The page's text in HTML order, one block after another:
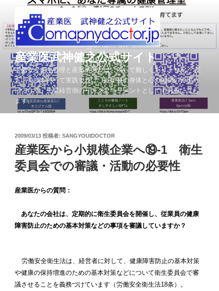
テ
ン
プ
産業医武神健之公式サイト
労働安全衛生管理と産業医活動は、決して難しくありません。 正
しい知識を持って実践すれば、従業員の身体と心の健康の実現だ
けでなく、企業経営側のリスクマネジメントとしてもお役に立ち
ます。
投
稿
日:
2009/03/13 投稿者: SANGYOUIDOCTOR
産業医から小規模企業へ⑲-1 衛生
委員会での審議・活動の必要性
産業医からの質問：
あなたの会社は、定期的に衛生委員会を開催し、従業員の健康
障害防止のための基本対策などの事項を審議していますか？
労働安全衛生法は、経営者に対して、健康障害防止の基本対策
や健康の保持増進のための基本対策などについて衛生委員会で審
議させることを義務づけています（労働安全衛生法18条）。